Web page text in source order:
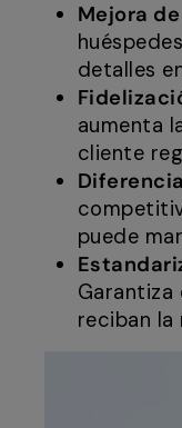
Mejora
detalles
aumenta
cliente
puede
Garantiza
reciban la